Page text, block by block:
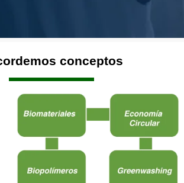
conceptos